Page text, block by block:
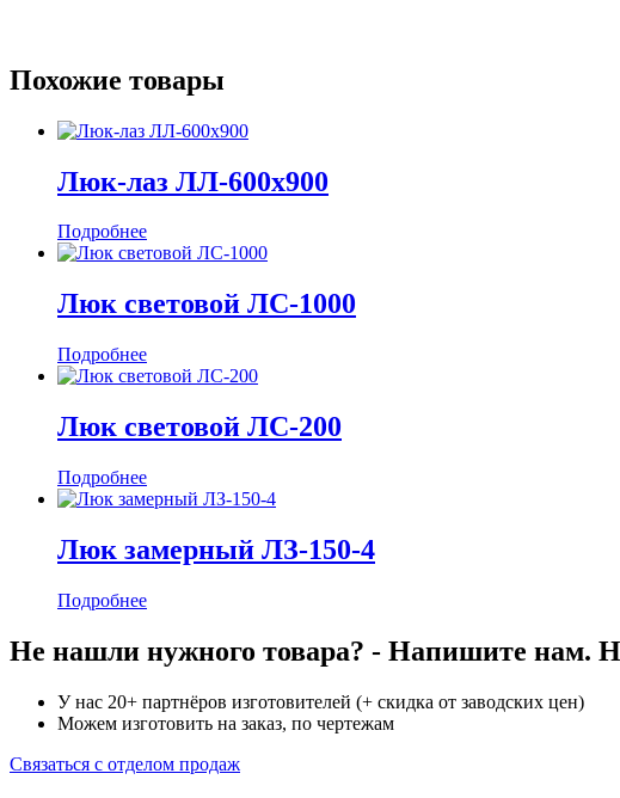
Похожие товары
Люк-лаз ЛЛ-600х900
Подробнее
Люк световой ЛС-1000
Подробнее
Люк световой ЛС-200
Подробнее
Люк замерный ЛЗ-150-4
Подробнее
Не нашли нужного товара? - Напишите нам.
У нас 20+ партнёров изготовителей (+ скидка от заводских цен)
Можем изготовить на заказ, по чертежам
Связаться с отделом продаж